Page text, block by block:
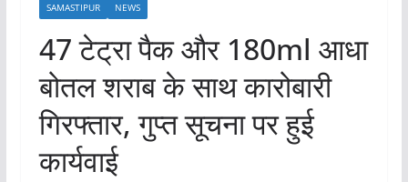
SAMASTIPUR NEWS
47 टेट्रा पैक और 180ml आधा
बोतल शराब के साथ कारोबारी
गिरफ्तार, गुप्त सूचना पर हुई
कार्यवाई